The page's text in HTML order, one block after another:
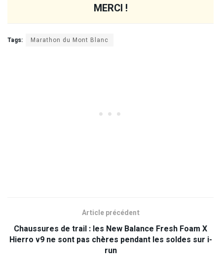
MERCI !
Tags: Marathon du Mont Blanc
Article précédent
Chaussures de trail : les New Balance Fresh Foam X
Hierro v9 ne sont pas chères pendant les soldes sur i-
run